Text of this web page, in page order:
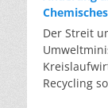
Muster:
genehmigt,
nur rund
liegt damit
Der Streit
Recycling